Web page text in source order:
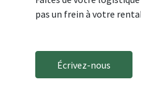
pas un frein à votre
Écrivez-nous